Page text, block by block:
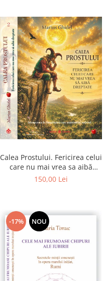
Calea Prostului. Fericirea celui
care nu mai vrea sa aibă
dreptate - Intoarcerea la
150,00 Lei
-17% NOU